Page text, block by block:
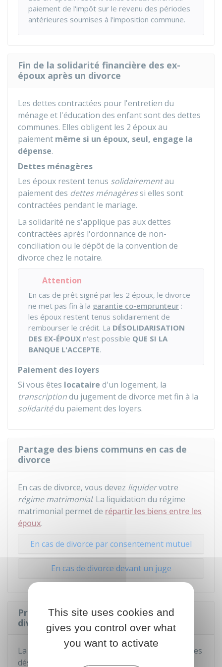
paiement de l'impôt sur le revenu des périodes
antérieures soumises à l'imposition commune.
Fin de la solidarité financière des ex-
époux après un divorce
Les dettes contractées pour l'entretien du
ménage et l'éducation des enfant sont des dettes
communes. Elles obligent les 2 époux au
paiement même si un époux, seul, engage la
dépense.
Dettes ménagères
Les époux restent tenus solidairementau
paiement des dettes ménagèressi elles sont
contractées pendant le mariage.
La solidarité ne s'applique pas aux dettes
contractées après l'ordonnance de non-
conciliation ou le dépôt de la convention de
divorce chez le notaire.
Attention
En cas de prêt signé par les 2 époux, le divorce
ne met pas fin à la garantie co-emprunteur :
les époux restent tenus solidairement de
rembourser le crédit. La DÉSOLIDARISATION
DES EX-ÉPOUX n'est possible QUE SI LA
BANQUE L'ACCEPTE.
Paiement des loyers
Si vous êtes locataire d'un logement, la
transcriptiondu jugement de divorce met fin à la
solidaritédu paiement des loyers.
Partage des biens communs en cas de
divorce
En cas de divorce, vous devez liquidervotre
régime matrimonial. La liquidation du régime
matrimonial permet de répartir les biens entre les
époux.
En cas de divorce par consentement mutuel
En cas de divorce devant un juge
Prestation compensatoire après un
divorce
La prestation compensatoire
permet d'effacer les
déséquilibres financiers causés par le divorce
This site uses cookies and
gives you control over what
you want to activate